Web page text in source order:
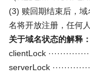
(3) 赎回期结束后，
名将开放注册，任何
关于域名状态的解释：
clientLock
serverLock